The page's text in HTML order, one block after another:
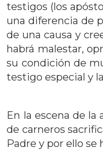
testigos (los
una diferencia de
de una causa y
habrá malestar,
su condición de
testigo especial y
En la escena de la
de carneros
Padre y por ello se